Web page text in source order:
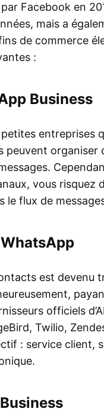
Facebook en
mais a
de commerce
:
Business
petites
peuvent
vous risquez
le flux de
WhatsApp
est devenu
officiels
Twilio,
: service